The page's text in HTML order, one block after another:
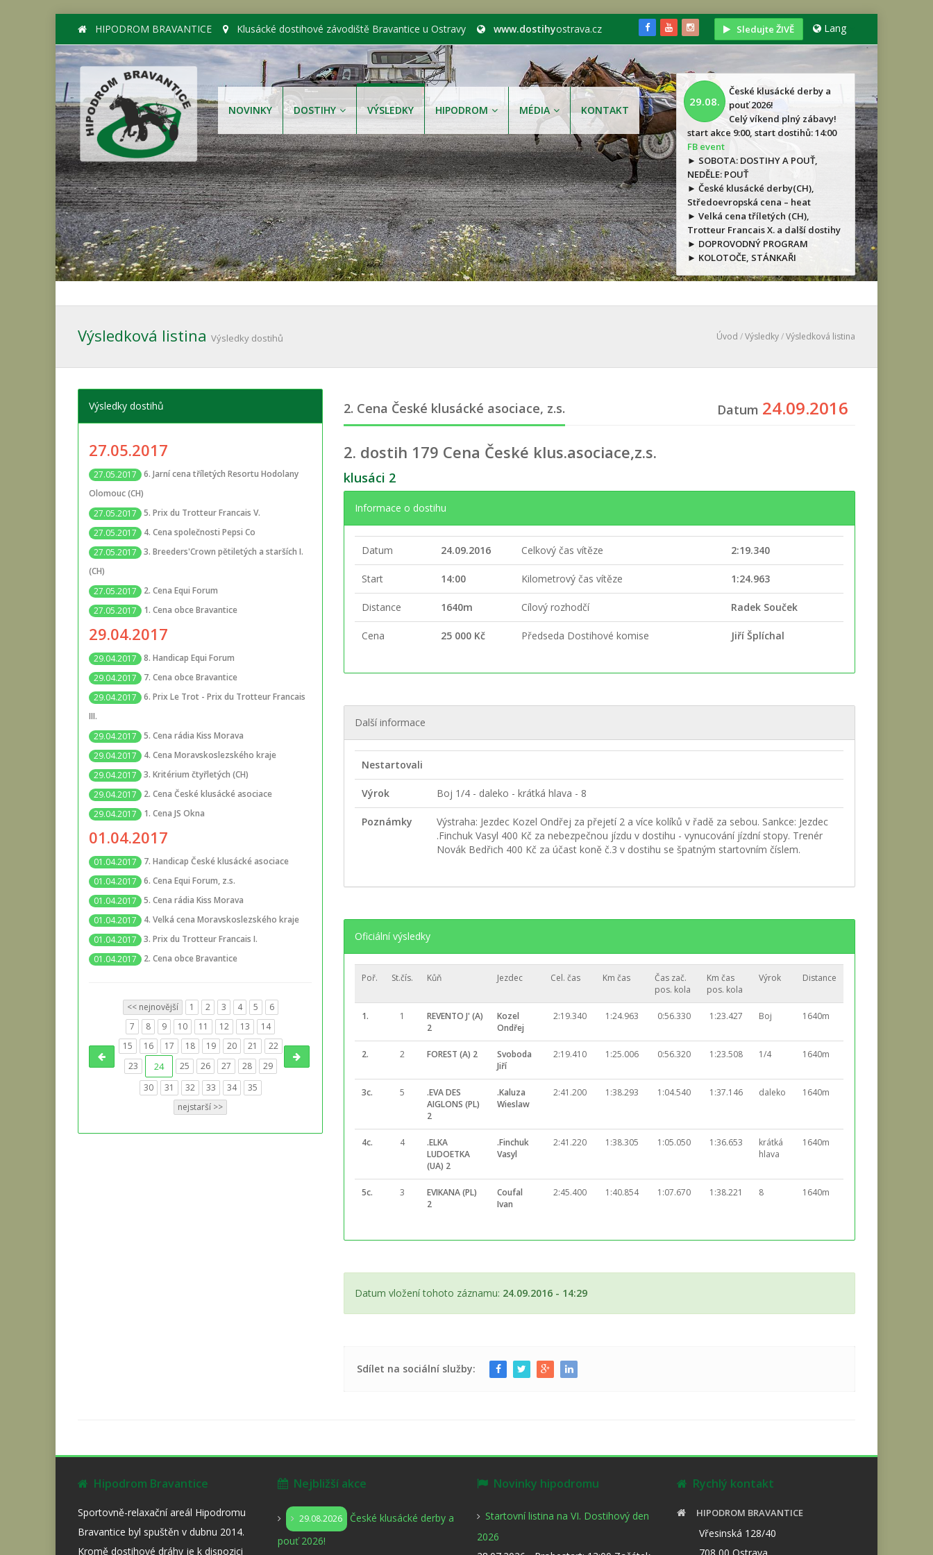
HIPODROM BRAVANTICE Klusácké dostihové závodiště Bravantice u Ostravy www.dostihyostrava.cz Sledujte ŽIVĚ Lang
NOVINKY DOSTIHY VÝSLEDKY HIPODROM MÉDIA KONTAKT
29.08.
České klusácké derby a
pouť 2026!
Celý víkend plný zábavy!
start akce 9:00, start dostihů: 14:00
FB event
► SOBOTA: DOSTIHY A POUŤ,
NEDĚLE: POUŤ
► České klusácké derby(CH),
Středoevropská cena – heat
► Velká cena tříletých (CH),
Trotteur Francais X. a další dostihy
► DOPROVODNÝ PROGRAM
► KOLOTOČE, STÁNKAŘI
Výsledková listina Výsledky dostihů Úvod /Výsledky/Výsledková listina
2. Cena České klusácké asociace, z.s. Datum 24.09.2016
2. dostih 179 Cena České klus.asociace,z.s.
klusáci 2
Informace o dostihu
Datum 24.09.2016 Celkový čas vítěze 2:19.340
Start 14:00 Kilometrový čas vítěze 1:24.963
Distance 1640m Cílový rozhodčí Radek Souček
Cena 25 000 Kč Předseda Dostihové komise Jiří Šplíchal
Další informace
Nestartovali
Výrok Boj 1/4 - daleko - krátká hlava - 8
Poznámky
Výstraha: Jezdec Kozel Ondřej za přejetí 2 a více kolíků v řadě za sebou. Sankce: Jezdec
.Finchuk Vasyl 400 Kč za nebezpečnou jízdu v dostihu - vynucování jízdní stopy. Trenér
Novák Bedřich 400 Kč za účast koně č.3 v dostihu se špatným startovním číslem.
Oficiální výsledky
Poř. St.čís. Kůň Jezdec Cel. čas Km čas
Čas zač.
pos. kola
Km čas
pos. kola
Výrok Distance
1. 1
REVENTO J' (A)
2
Kozel
Ondřej
2:19.340 1:24.963 0:56.330 1:23.427 Boj 1640m
2. 2 FOREST (A) 2
Svoboda
Jiří
2:19.410 1:25.006 0:56.320 1:23.508 1/4 1640m
3c. 5
.EVA DES
AIGLONS (PL)
2
.Kaluza
Wieslaw
2:41.200 1:38.293 1:04.540 1:37.146 daleko 1640m
4c. 4
.ELKA
LUDOETKA
(UA) 2
.Finchuk
Vasyl
2:41.220 1:38.305 1:05.050 1:36.653
krátká
hlava
1640m
5c. 3
EVIKANA (PL)
2
Coufal
Ivan
2:45.400 1:40.854 1:07.670 1:38.221 8 1640m
Datum vložení tohoto záznamu: 24.09.2016 - 14:29
Sdílet na sociální služby:
Výsledky dostihů
27.05.2017
27.05.2017
6. Jarní cena tříletých Resortu Hodolany
Olomouc (CH)
27.05.2017
5. Prix du Trotteur Francais V.
27.05.2017
4. Cena společnosti Pepsi Co
27.05.2017
3. Breeders'Crown pětiletých a starších I.
(CH)
27.05.2017
2. Cena Equi Forum
27.05.2017
1. Cena obce Bravantice
29.04.2017
29.04.2017
8. Handicap Equi Forum
29.04.2017
7. Cena obce Bravantice
29.04.2017
6. Prix Le Trot - Prix du Trotteur Francais
III.
29.04.2017
5. Cena rádia Kiss Morava
29.04.2017
4. Cena Moravskoslezského kraje
29.04.2017
3. Kritérium čtyřletých (CH)
29.04.2017
2. Cena České klusácké asociace
29.04.2017
1. Cena JS Okna
01.04.2017
01.04.2017
7. Handicap České klusácké asociace
01.04.2017
6. Cena Equi Forum, z.s.
01.04.2017
5. Cena rádia Kiss Morava
01.04.2017
4. Velká cena Moravskoslezského kraje
01.04.2017
3. Prix du Trotteur Francais I.
01.04.2017
2. Cena obce Bravantice
<< nejnovější 1 2 3 4 5
6
7
8 9 10 11 12 13
14
15
16 17 18 19 20 21
22
23
24 25 26 27 28
29
30
31 32 33 34
35
nejstarší >>
Hipodrom Bravantice
Sportovně-relaxační areál Hipodromu
Bravantice byl spuštěn v dubnu 2014.
Kromě dostihové dráhy je k dispozici
Nejbližší akce
29.08.2026
České klusácké derby a
pouť 2026!
Novinky hipodromu
Startovní listina na VI. Dostihový den
2026
Rychlý kontakt
HIPODROM BRAVANTICE
Vřesinská 128/40